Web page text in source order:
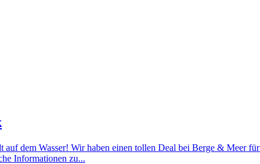
dem Wasser! Wir haben einen tollen Deal bei Berge & Meer
Informationen zu...